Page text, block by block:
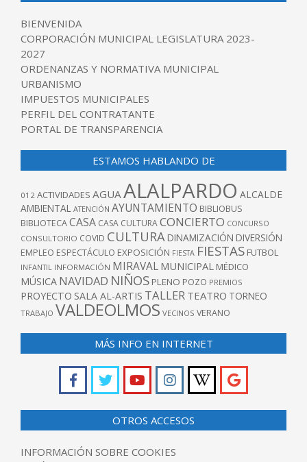
BIENVENIDA
CORPORACIÓN MUNICIPAL LEGISLATURA 2023-
2027
ORDENANZAS Y NORMATIVA MUNICIPAL
URBANISMO
IMPUESTOS MUNICIPALES
PERFIL DEL CONTRATANTE
PORTAL DE TRANSPARENCIA
ESTAMOS HABLANDO DE
012 ACTIVIDADES AGUAALALPARDO ALCALDE
AMBIENTAL ATENCIÓN AYUNTAMIENTO BIBLIOBUS
BIBLIOTECACASA CASA CULTURACONCIERTO CONCURSO
CONSULTORIO COVID CULTURA DINAMIZACIÓN DIVERSIÓN
EMPLEO ESPECTÁCULO EXPOSICIÓN FIESTA FIESTAS FUTBOL
INFANTIL INFORMACIÓN MIRAVAL MUNICIPAL MÉDICO
MÚSICA NAVIDAD NIÑOS PLENO POZO PREMIOS
PROYECTO SALA AL-ARTIS TALLER TEATRO TORNEO
TRABAJO VALDEOLMOS VECINOS VERANO
MÁS INFO EN INTERNET
OTROS ACCESOS
INFORMACIÓN SOBRE COOKIES